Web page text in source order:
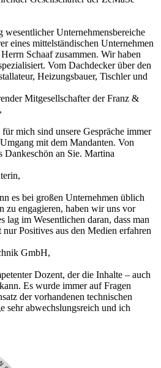
Unternehmensbereiche
eines mittelständischen Unternehmen
Schaaf zusammen. Wir haben
Vom Dachdecker über den
Heizungsbauer, Tischler und
Mitgesellschafter der Franz &
mich sind unsere Gespräche immer
mit dem Mandanten. Von
Dankeschön an Sie. Martina
es bei großen Unternehmen üblich
zu engagieren, haben wir uns vor
lag im Wesentlichen daran, dass man
Positives aus den Medien erfahren
GmbH,
Dozent, der die Inhalte – auch
Es wurde immer auf Fragen
der vorhandenen technischen
sehr abwechslungsreich und ich